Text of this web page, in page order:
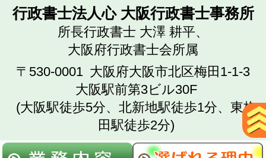
行政書士法人心 大阪行政書士事務所
所長行政書士 大澤 耕平、
大阪府行政書士会所属
〒530-0001 大阪府大阪市北区梅田1-1-3
大阪駅前第3ビル30F
(大阪駅徒歩5分、北新地駅徒歩1分、東梅
田駅徒歩2分)